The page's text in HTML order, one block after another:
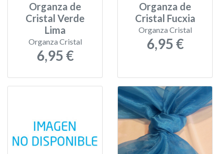
Organza de
Cristal Verde
Lima
Organza Cristal
6,95 €
Organza de
Cristal Fucxia
Organza Cristal
6,95 €